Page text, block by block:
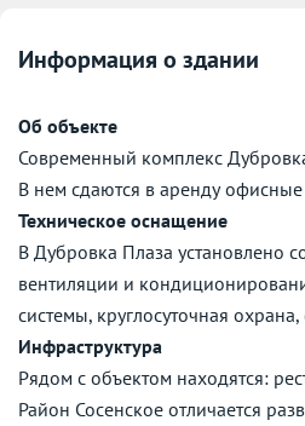
Информация о здании
Об объекте
Современный комплекс
В нем сдаются в аренду
Техническое оснащение
В Дубровка Плаза установлено
вентиляции и
системы, круглосуточная
Инфраструктура
Рядом с объектом находятся:
Район Сосенское отличается